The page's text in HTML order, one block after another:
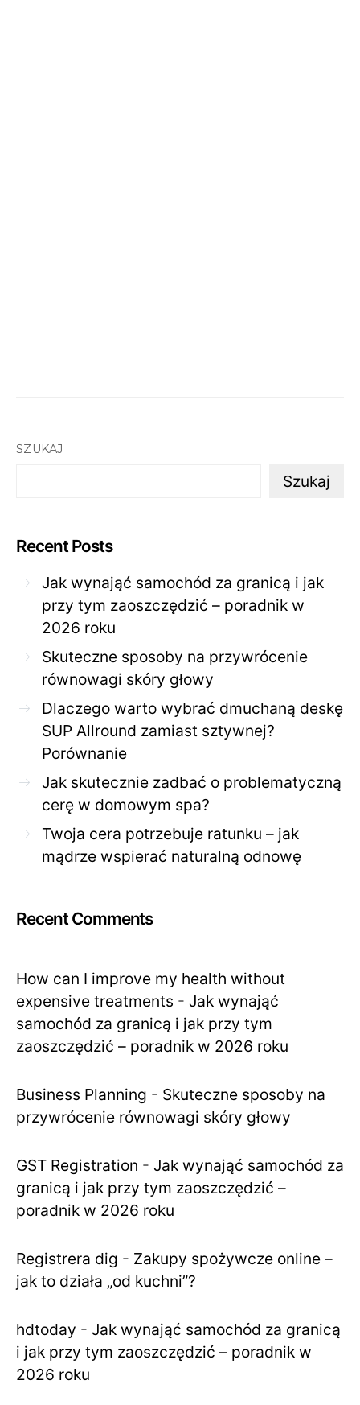
SZUKAJ
Szukaj
Recent Posts
Jak wynająć samochód za granicą i jak
przy tym zaoszczędzić – poradnik w
2026 roku
Skuteczne sposoby na przywrócenie
równowagi skóry głowy
Dlaczego warto wybrać dmuchaną deskę
SUP Allround zamiast sztywnej?
Porównanie
Jak skutecznie zadbać o problematyczną
cerę w domowym spa?
Twoja cera potrzebuje ratunku – jak
mądrze wspierać naturalną odnowę
Recent Comments
How can I improve my health without
expensive treatments - Jak wynająć
samochód za granicą i jak przy tym
zaoszczędzić – poradnik w 2026 roku
Business Planning - Skuteczne sposoby na
przywrócenie równowagi skóry głowy
GST Registration - Jak wynająć samochód za
granicą i jak przy tym zaoszczędzić –
poradnik w 2026 roku
Registrera dig - Zakupy spożywcze online –
jak to działa „od kuchni”?
hdtoday - Jak wynająć samochód za granicą
i jak przy tym zaoszczędzić – poradnik w
2026 roku